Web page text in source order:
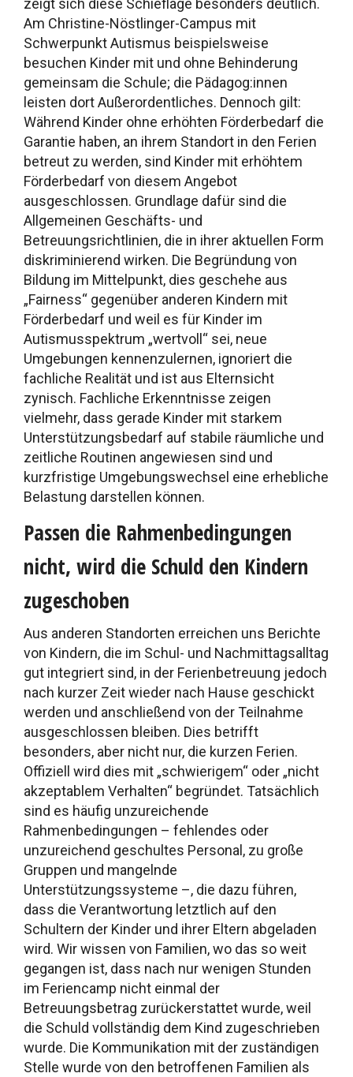
zeigt sich diese Schieflage besonders deutlich.
Am Christine-Nöstlinger-Campus mit
Schwerpunkt Autismus beispielsweise
besuchen Kinder mit und ohne Behinderung
gemeinsam die Schule; die Pädagog:innen
leisten dort Außerordentliches. Dennoch gilt:
Während Kinder ohne erhöhten Förderbedarf die
Garantie haben, an ihrem Standort in den Ferien
betreut zu werden, sind Kinder mit erhöhtem
Förderbedarf von diesem Angebot
ausgeschlossen. Grundlage dafür sind die
Allgemeinen Geschäfts- und
Betreuungsrichtlinien, die in ihrer aktuellen Form
diskriminierend wirken. Die Begründung von
Bildung im Mittelpunkt, dies geschehe aus
„Fairness“ gegenüber anderen Kindern mit
Förderbedarf und weil es für Kinder im
Autismusspektrum „wertvoll“ sei, neue
Umgebungen kennenzulernen, ignoriert die
fachliche Realität und ist aus Elternsicht
zynisch. Fachliche Erkenntnisse zeigen
vielmehr, dass gerade Kinder mit starkem
Unterstützungsbedarf auf stabile räumliche und
zeitliche Routinen angewiesen sind und
kurzfristige Umgebungswechsel eine erhebliche
Belastung darstellen können.
Passen die Rahmenbedingungen
nicht, wird die Schuld den Kindern
zugeschoben
Aus anderen Standorten erreichen uns Berichte
von Kindern, die im Schul- und Nachmittagsalltag
gut integriert sind, in der Ferienbetreuung jedoch
nach kurzer Zeit wieder nach Hause geschickt
werden und anschließend von der Teilnahme
ausgeschlossen bleiben. Dies betrifft
besonders, aber nicht nur, die kurzen Ferien.
Offiziell wird dies mit „schwierigem“ oder „nicht
akzeptablem Verhalten“ begründet. Tatsächlich
sind es häufig unzureichende
Rahmenbedingungen – fehlendes oder
unzureichend geschultes Personal, zu große
Gruppen und mangelnde
Unterstützungssysteme –, die dazu führen,
dass die Verantwortung letztlich auf den
Schultern der Kinder und ihrer Eltern abgeladen
wird. Wir wissen von Familien, wo das so weit
gegangen ist, dass nach nur wenigen Stunden
im Feriencamp nicht einmal der
Betreuungsbetrag zurückerstattet wurde, weil
die Schuld vollständig dem Kind zugeschrieben
wurde. Die Kommunikation mit der zuständigen
Stelle wurde von den betroffenen Familien als